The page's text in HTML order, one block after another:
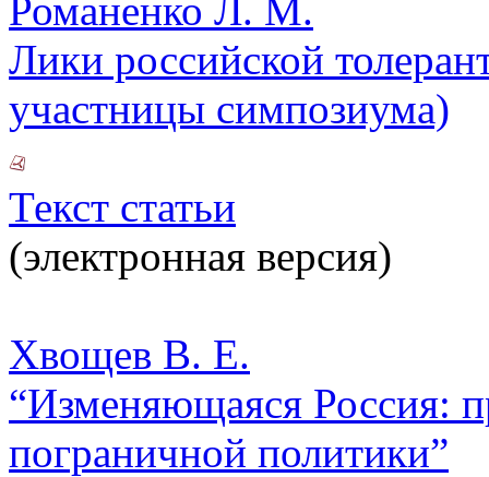
Романенко Л. М.
Лики российской
участницы симпозиума)
Текст статьи
(электронная версия)
Хвощев В. Е.
“Изменяющаяся Россия:
пограничной политики”